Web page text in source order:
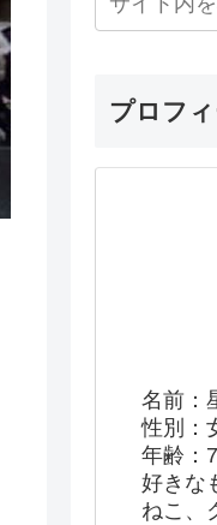
プロフ
名前：
性別：
年齢：
好きな
ねこ、